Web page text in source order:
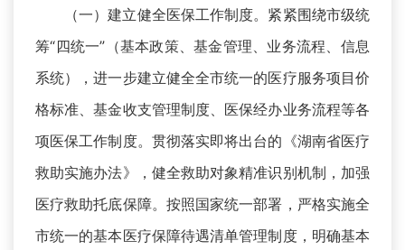
（一）建立健全医保工作制度。紧紧围绕市级统
筹“四统一”（基本政策、基金管理、业务流程、信息
系统），进一步建立健全全市统一的医疗服务项目价
格标准、基金收支管理制度、医保经办业务流程等各
项医保工作制度。贯彻落实即将出台的《湖南省医疗
救助实施办法》，健全救助对象精准识别机制，加强
医疗救助托底保障。按照国家统一部署，严格实施全
市统一的基本医疗保障待遇清单管理制度，明确基本